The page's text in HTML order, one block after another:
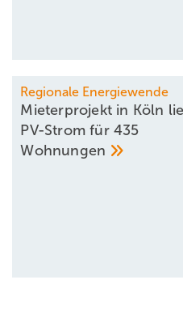
Regionale Energiewende
Mieterprojekt in Köln
PV-Strom für 435
Wohnungen